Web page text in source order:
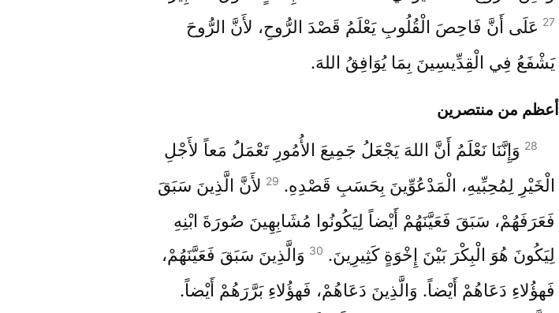
27 عَلَى أَنَّ فَاحِصَ الْقُلُوبِ يَعْلَمُ قَصْدَ الرُّوحِ، لأَنَّ الرُّوحَ
يَشْفَعُ فِي الْقِدِّيسِينَ بِمَا يُوَافِقُ اللهَ.
أعظم من منتصرين
28 وَإِنَّنَا نَعْلَمُ أَنَّ اللهَ يَجْعَلُ جَمِيعَ الأُمُورِ تَعْمَلُ مَعاً لأَجْلِ
الْخَيْرِ لِمُحِبِّيهِ، الْمَدْعُوِّينَ بِحَسَبِ قَصْدِهِ. 29 لأَنَّ الَّذِينَ سَبَقَ
فَعَرَفَهُمْ، سَبَقَ فَعَيَّنَهُمْ أَيْضاً لِيَكُونُوا مُشَابِهِينَ صُورَةَ ابْنِهِ
لِيَكُونَ هُوَ الْبِكْرَ بَيْنَ إِخْوَةٍ كَثِيرِينَ. 30 وَالَّذِينَ سَبَقَ فَعَيَّنَهُمْ،
فَهؤُلاءِ دَعَاهُمْ أَيْضاً. وَالَّذِينَ دَعَاهُمْ، فَهؤُلاءِ بَرَّرَهُمْ أَيْضاً.